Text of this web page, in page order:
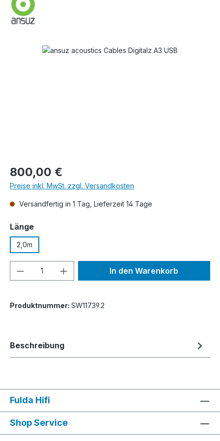
Bildergalerie überspringen
Regulärer Preis:
800,00 €
Preise inkl. MwSt. zzgl. Versandkosten
Versandfertig in 1 Tag, Lieferzeit 14 Tage
Längeauswählen
2,0m
Produkt Anzahl: Gib denIn den Warenkorb
Produktnummer: SW11739.2
Beschreibung
Fulda Hifi
Shop Service